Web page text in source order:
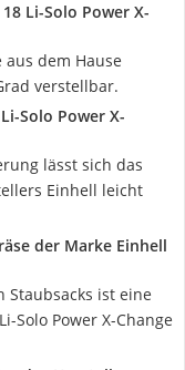
Li-Solo Power X-
dem Hause
verstellbar.
Solo Power X-
lässt sich das
Einhell leicht
der Marke Einhell
ist eine
Solo Power X-Change